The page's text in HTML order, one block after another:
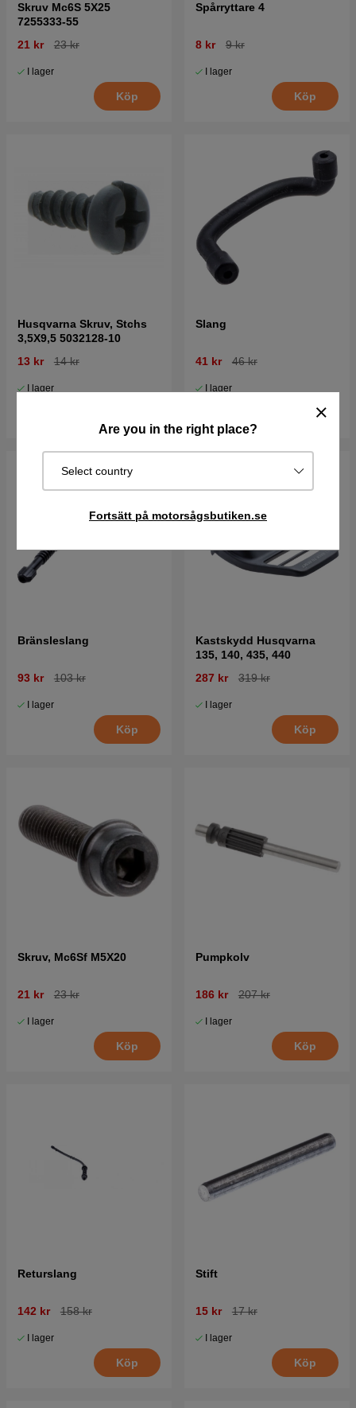
Are you in the right place?
Select country
Fortsätt på motorsågsbutiken.se
Skruv Mc6S 5X25
7255333-55
21 kr
23 kr
I lager
Köp
Spårryttare 4
8 kr 9 kr
I lager
Köp
Husqvarna Skruv, Stchs
3,5X9,5 5032128-10
13 kr
14 kr
I lager
Slang
41 kr 46 kr
I lager
Bränsleslang
93 kr 103 kr
I lager
Köp
Kastskydd Husqvarna
135, 140, 435, 440
287 kr
319 kr
I lager
Köp
Skruv, Mc6Sf M5X20
21 kr 23 kr
I lager
Köp
Pumpkolv
186 kr 207 kr
I lager
Köp
Returslang
142 kr 158 kr
I lager
Köp
Stift
15 kr 17 kr
I lager
Köp